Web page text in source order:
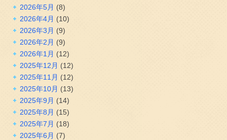
2026年5月 (8)
2026年4月 (10)
2026年3月 (9)
2026年2月 (9)
2026年1月 (12)
2025年12月 (12)
2025年11月 (12)
2025年10月 (13)
2025年9月 (14)
2025年8月 (15)
2025年7月 (18)
2025年6月 (7)